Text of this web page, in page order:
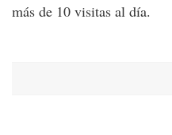
más de 10 visitas al día.